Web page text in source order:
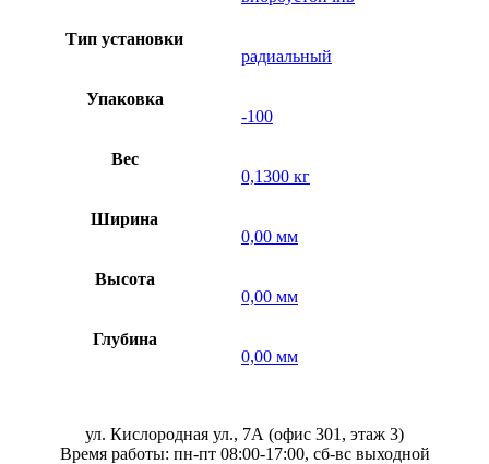
Тип установки
радиальный
Упаковка
-100
Вес
0,1300 кг
Ширина
0,00 мм
Высота
0,00 мм
Глубина
0,00 мм
ул. Кислородная ул., 7А (офис 301, этаж 3)
Время работы: пн-пт 08:00-17:00, сб-вс выходной